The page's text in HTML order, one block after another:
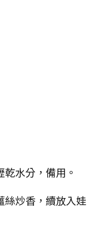
水分，備用。
絲炒香，續放入娃